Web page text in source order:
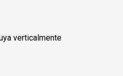
verticalmente